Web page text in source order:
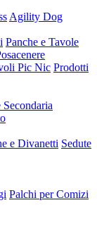
Agility Dog
Panche e Tavole
Pic Nic Prodotti
e Divanetti Sedute
Palchi per Comizi